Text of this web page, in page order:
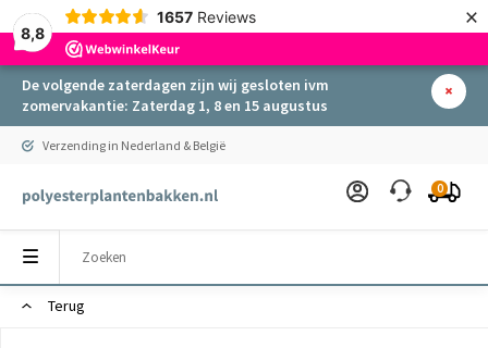
8,8
1657 Reviews ×
De volgende zaterdagen zijn wij gesloten ivm
zomervakantie: Zaterdag 1, 8 en 15 augustus
Verzending in Nederland & België
0
Terug